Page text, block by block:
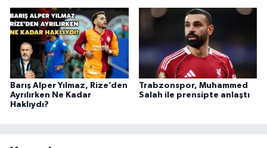
Barış Alper Yılmaz, Rize’den
Ayrılırken Ne Kadar
Haklıydı?
Trabzonspor, Muhammed
Salah ile prensipte anlaştı